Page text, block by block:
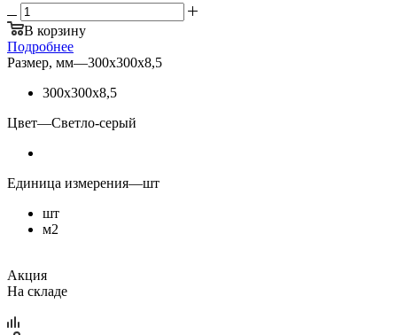
В корзину
Подробнее
Размер, мм—300х300х8,5
300х300х8,5
Цвет—Светло-серый
Единица измерения—шт
шт
м2
Акция
На складе